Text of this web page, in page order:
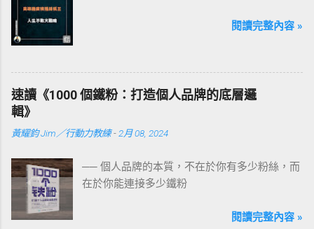
閱讀完整內容 »
速讀《1000 個鐵粉：打造個人品牌的底層邏
輯》
黃耀鈞 Jim／行動力教練 - 2月 08, 2024
── 個人品牌的本質，不在於你有多少粉絲，而
在於你能連接多少鐵粉
閱讀完整內容 »